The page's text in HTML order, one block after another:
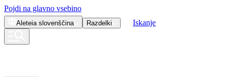
Pojdi na glavno vsebino
Aleteia slovenščina Razdelki Iskanje